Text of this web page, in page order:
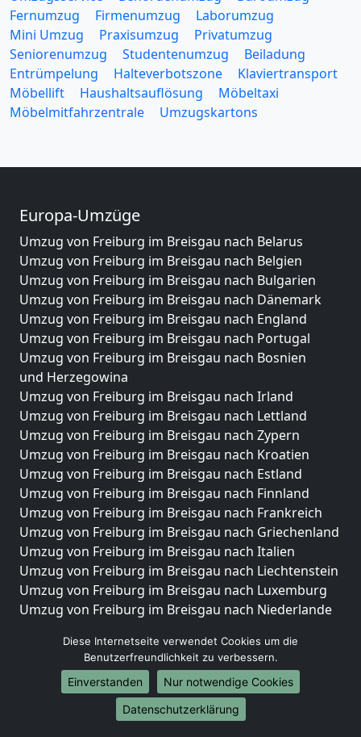
Fernumzug
Firmenumzug
Laborumzug
Mini Umzug
Praxisumzug
Privatumzug
Seniorenumzug
Studentenumzug
Beiladung
Entrümpelung
Halteverbotszone
Klaviertransport
Möbellift
Haushaltsauflösung
Möbeltaxi
Möbelmitfahrzentrale
Umzugskartons
Europa-Umzüge
Umzug von Freiburg im Breisgau nach Belarus
Umzug von Freiburg im Breisgau nach Belgien
Umzug von Freiburg im Breisgau nach Bulgarien
Umzug von Freiburg im Breisgau nach Dänemark
Umzug von Freiburg im Breisgau nach England
Umzug von Freiburg im Breisgau nach Portugal
Umzug von Freiburg im Breisgau nach Bosnien
und Herzegowina
Umzug von Freiburg im Breisgau nach Irland
Umzug von Freiburg im Breisgau nach Lettland
Umzug von Freiburg im Breisgau nach Zypern
Umzug von Freiburg im Breisgau nach Kroatien
Umzug von Freiburg im Breisgau nach Estland
Umzug von Freiburg im Breisgau nach Finnland
Umzug von Freiburg im Breisgau nach Frankreich
Umzug von Freiburg im Breisgau nach Griechenland
Umzug von Freiburg im Breisgau nach Italien
Umzug von Freiburg im Breisgau nach Liechtenstein
Umzug von Freiburg im Breisgau nach Luxemburg
Umzug von Freiburg im Breisgau nach Niederlande
Umzüge-Deutschlandweit
Umzug von Freiburg im Breisgau nach Berlin
Umzug von Freiburg im Breisgau nach Hamburg
Umzug von Freiburg im Breisgau nach München
Diese Internetseite verwendet Cookies um die
Benutzerfreundlichkeit zu verbessern.
Einverstanden
Nur notwendige Cookies
Datenschutzerklärung